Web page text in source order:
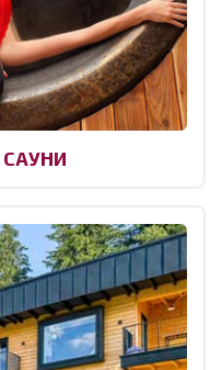
САУНИ